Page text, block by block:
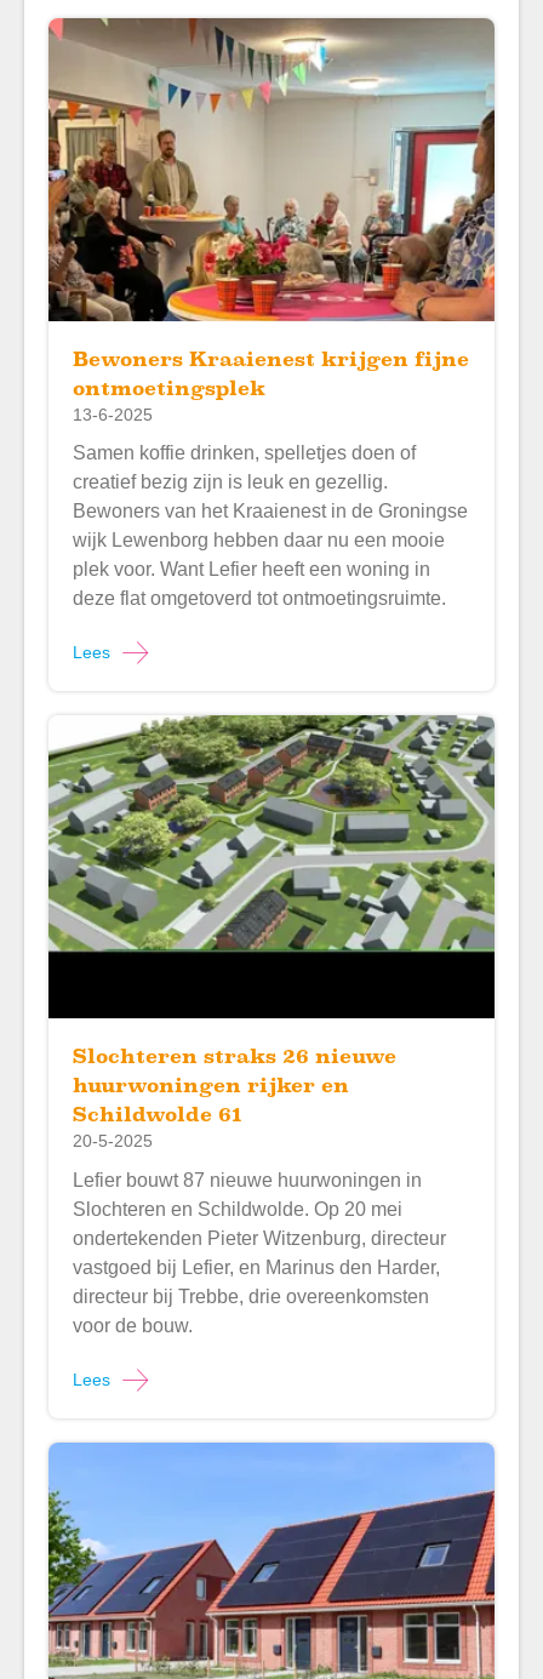
Bewoners Kraaienest krijgen fijne
ontmoetingsplek
13-6-2025
Samen koffie drinken, spelletjes doen of
creatief bezig zijn is leuk en gezellig.
Bewoners van het Kraaienest in de Groningse
wijk Lewenborg hebben daar nu een mooie
plek voor. Want Lefier heeft een woning in
deze flat omgetoverd tot ontmoetingsruimte.
Lees
Slochteren straks 26 nieuwe
huurwoningen rijker en
Schildwolde 61
20-5-2025
Lefier bouwt 87 nieuwe huurwoningen in
Slochteren en Schildwolde. Op 20 mei
ondertekenden Pieter Witzenburg, directeur
vastgoed bij Lefier, en Marinus den Harder,
directeur bij Trebbe, drie overeenkomsten
voor de bouw.
Lees